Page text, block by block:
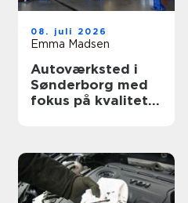
08. juli 2026
Emma Madsen
Autoværksted i
Sønderborg med
fokus på kvalitet